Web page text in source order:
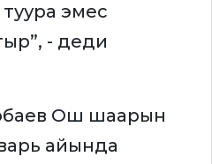
эмес
- деди
Ош шаарын
айында